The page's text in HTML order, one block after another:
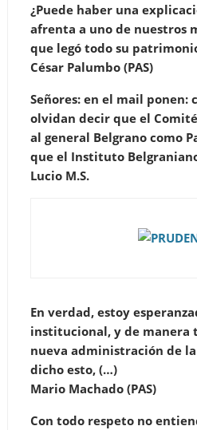
¿Puede haber una
afrenta a uno de nuestros
que legó todo su
César Palumbo (PAS)
Señores: en el mail ponen:
olvidan decir que el
al general Belgrano como
que el Instituto
Lucio M.S.
En verdad, estoy
institucional, y de manera
nueva administración de la
dicho esto, (…)
Mario Machado (PAS)
Con todo respeto no